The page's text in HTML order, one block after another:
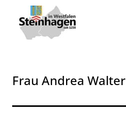
Zum Hauptinhalt springen
Zum Header
Zum Hauptinhalt
Zum Footer
Frau Andrea Walter